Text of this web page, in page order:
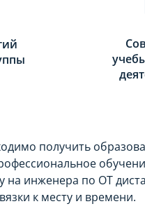
получить
на инженера по ОТ
к месту и времени.